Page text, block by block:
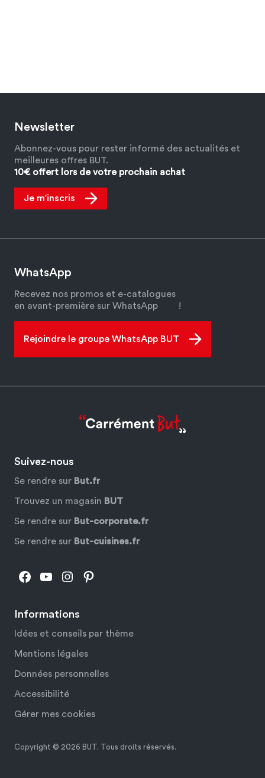
Newsletter
Abonnez-vous pour rester informé des actualités et
meilleures offres BUT.
10€ offert lors de votre prochain achat
Je m’inscris
WhatsApp
Recevez nos promos et e-catalogues
en avant-première sur WhatsApp
!
Rejoindre le groupe WhatsApp BUT
Informations
Idées et conseils par thème
Mentions légales
Données personnelles
Accessibilité
Gérer mes cookies
Suivez-nous
Se rendre sur But.fr
Trouvez un magasin BUT
Se rendre sur But-corporate.fr
Se rendre sur But-cuisines.fr
Facebook
YouTube
Instagram
Pinterest
Copyright © 2026 BUT. Tous droits réservés.